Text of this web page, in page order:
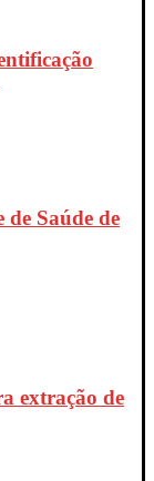
Saúde de
extração de